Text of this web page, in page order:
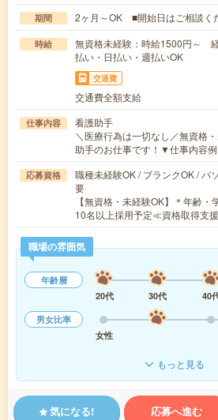
期間 2ヶ月～OK ■開始日はご相談
時給
無資格未経験：時給1500円～
払い・日払い・週払いOK
交通費
交通費全額支給
仕事内容
看護助手
＼医療行為は一切なし／無資格
助手のお仕事です！▼仕事内容
応募資格
職種未経験OK / ブランクOK / パ
要
【無資格・未経験OK】＊年齢・
10名以上採用予定≪資格取得支
職場の雰囲気
年齢層
20代
30代 40
男女比率
女性
もっと見る
気になる! 応募へ進む